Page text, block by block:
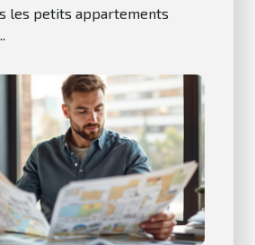
les petits appartements